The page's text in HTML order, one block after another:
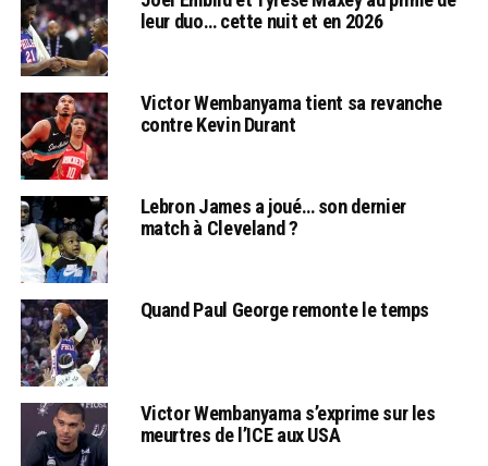
leur duo… cette nuit et en 2026
Victor Wembanyama tient sa revanche
contre Kevin Durant
Lebron James a joué… son dernier
match à Cleveland ?
Quand Paul George remonte le temps
Victor Wembanyama s’exprime sur les
meurtres de l’ICE aux USA